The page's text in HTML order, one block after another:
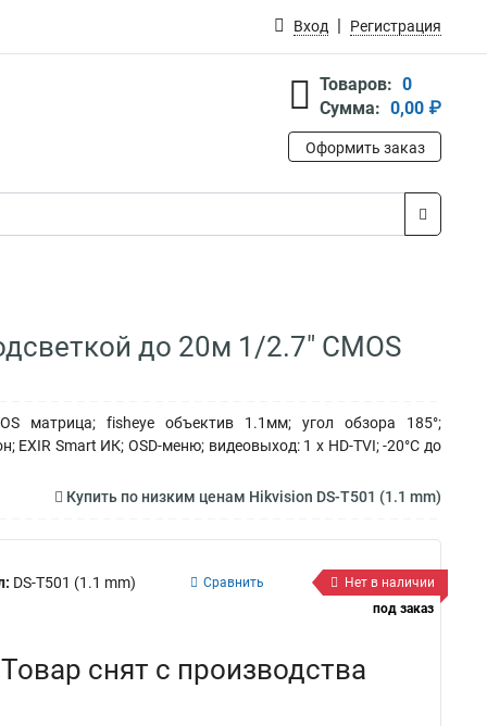
Вход Регистрация
Товаров: 0
Сумма: 0,00 ₽
Оформить заказ
до 20м 1/2.7" CMOS
матрица; fisheye объектив 1.1мм; угол обзора 185°;
Smart ИК; OSD-меню; видеовыход: 1 х HD-TVI; -20°С до
Купить по низким ценам Hikvision DS-T501 (1.1 mm)
DS-T501 (1.1 mm) Сравнить
Нет в наличии
под заказ
Товар снят с производства